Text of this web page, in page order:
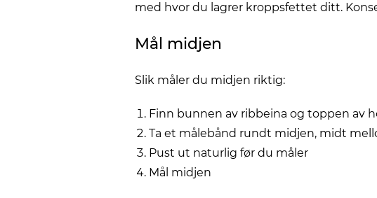
med hvor du lagrer kroppsfettet ditt.
Mål midjen
Slik måler du midjen riktig:
Finn bunnen av ribbeina og toppen av
Ta et målebånd rundt midjen, midt
Pust ut naturlig før du måler
Mål midjen